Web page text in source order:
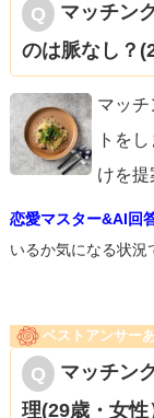
マッチン
のは脈なし？
マッ
トを
けを
恋愛マスター&AI回
いるか気になる状況
ベストアンサー
マッチン
理(29歳・女性